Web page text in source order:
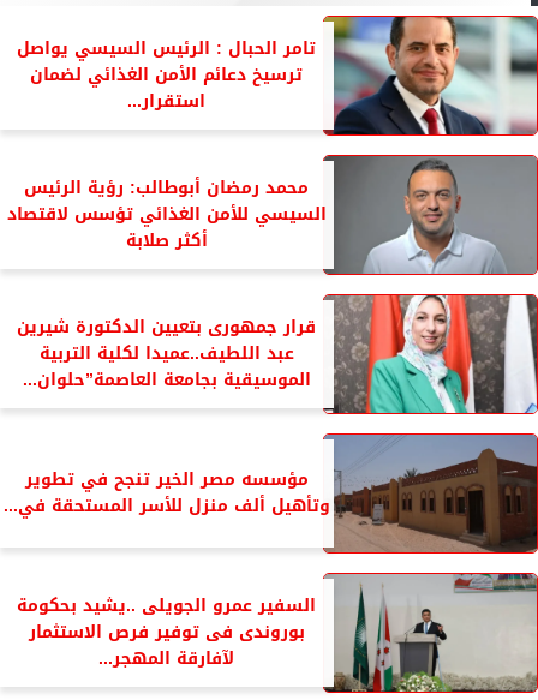
تامر الحبال : الرئيس السيسي يواصل
ترسيخ دعائم الأمن الغذائي لضمان
استقرار...
محمد رمضان أبوطالب: رؤية الرئيس
السيسي للأمن الغذائي تؤسس لاقتصاد
أكثر صلابة
قرار جمهورى بتعيين الدكتورة شيرين
عبد اللطيف..عميدا لكلية التربية
الموسيقية بجامعة العاصمة”حلوان...
مؤسسه مصر الخير تنجح في تطوير
وتأهيل ألف منزل للأسر المستحقة في...
السفير عمرو الجويلى ..يشيد بحكومة
بوروندى فى توفير فرص الاستثمار
لآفارقة المهجر...